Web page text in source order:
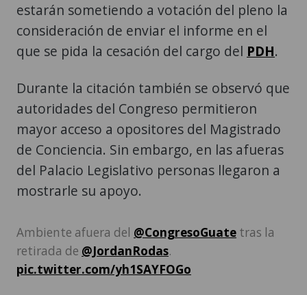
estarán sometiendo a votación del pleno la
consideración de enviar el informe en el
que se pida la cesación del cargo del PDH.
Durante la citación también se observó que
autoridades del Congreso permitieron
mayor acceso a opositores del Magistrado
de Conciencia. Sin embargo, en las afueras
del Palacio Legislativo personas llegaron a
mostrarle su apoyo.
Ambiente afuera del @CongresoGuate tras la
retirada de @JordanRodas.
pic.twitter.com/yh1SAYFOGo